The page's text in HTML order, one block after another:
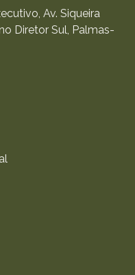
Av. Siqueira
Diretor Sul, Palmas-